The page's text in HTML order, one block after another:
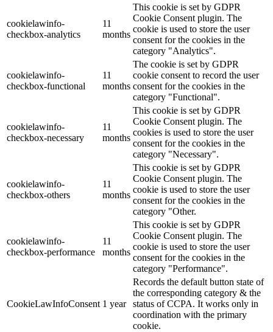
cookielawinfo-
checkbox-analytics
11
months
This cookie is set by GDPR
Cookie Consent plugin. The
cookie is used to store the user
consent for the cookies in the
category "Analytics".
cookielawinfo-
checkbox-functional
11
months
The cookie is set by GDPR
cookie consent to record the user
consent for the cookies in the
category "Functional".
cookielawinfo-
checkbox-necessary
11
months
This cookie is set by GDPR
Cookie Consent plugin. The
cookies is used to store the user
consent for the cookies in the
category "Necessary".
cookielawinfo-
checkbox-others
11
months
This cookie is set by GDPR
Cookie Consent plugin. The
cookie is used to store the user
consent for the cookies in the
category "Other.
cookielawinfo-
checkbox-performance
11
months
This cookie is set by GDPR
Cookie Consent plugin. The
cookie is used to store the user
consent for the cookies in the
category "Performance".
CookieLawInfoConsent 1 year
Records the default button state of
the corresponding category & the
status of CCPA. It works only in
coordination with the primary
cookie.